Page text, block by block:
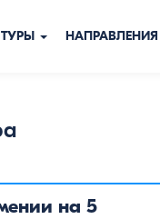
ТУРЫ НАПРАВЛЕНИЯ
на 5